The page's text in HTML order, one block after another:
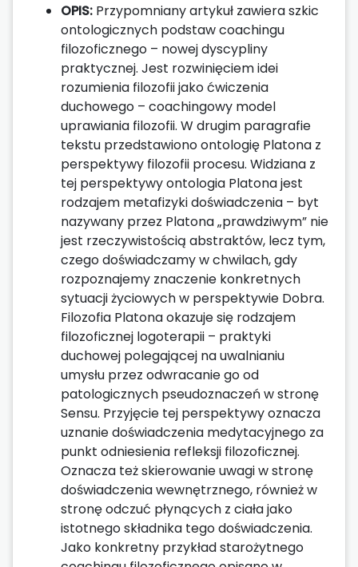
OPIS: Przypomniany artykuł zawiera szkic
ontologicznych podstaw coachingu
filozoficznego – nowej dyscypliny
praktycznej. Jest rozwinięciem idei
rozumienia filozofii jako ćwiczenia
duchowego – coachingowy model
uprawiania filozofii. W drugim paragrafie
tekstu przedstawiono ontologię Platona z
perspektywy filozofii procesu. Widziana z
tej perspektywy ontologia Platona jest
rodzajem metafizyki doświadczenia – byt
nazywany przez Platona „prawdziwym” nie
jest rzeczywistością abstraktów, lecz tym,
czego doświadczamy w chwilach, gdy
rozpoznajemy znaczenie konkretnych
sytuacji życiowych w perspektywie Dobra.
Filozofia Platona okazuje się rodzajem
filozoficznej logoterapii – praktyki
duchowej polegającej na uwalnianiu
umysłu przez odwracanie go od
patologicznych pseudoznaczeń w stronę
Sensu. Przyjęcie tej perspektywy oznacza
uznanie doświadczenia medytacyjnego za
punkt odniesienia refleksji filozoficznej.
Oznacza też skierowanie uwagi w stronę
doświadczenia wewnętrznego, również w
stronę odczuć płynących z ciała jako
istotnego składnika tego doświadczenia.
Jako konkretny przykład starożytnego